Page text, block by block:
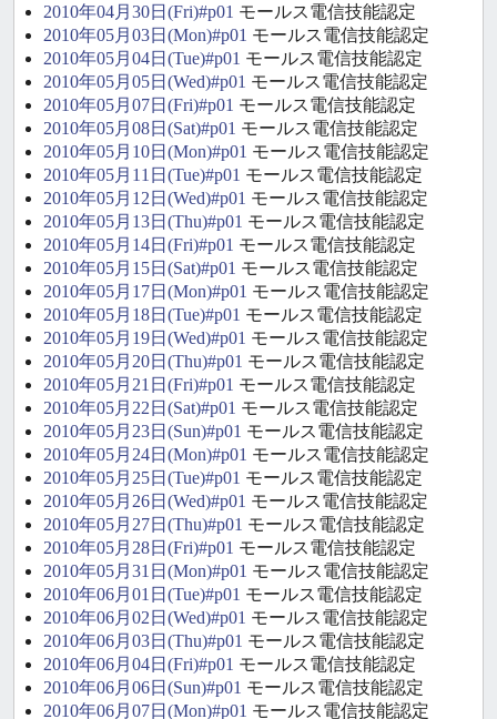
2010年04月30日(Fri)#p01 モールス電信技能認定
2010年05月03日(Mon)#p01 モールス電信技能認定
2010年05月04日(Tue)#p01 モールス電信技能認定
2010年05月05日(Wed)#p01 モールス電信技能認定
2010年05月07日(Fri)#p01 モールス電信技能認定
2010年05月08日(Sat)#p01 モールス電信技能認定
2010年05月10日(Mon)#p01 モールス電信技能認定
2010年05月11日(Tue)#p01 モールス電信技能認定
2010年05月12日(Wed)#p01 モールス電信技能認定
2010年05月13日(Thu)#p01 モールス電信技能認定
2010年05月14日(Fri)#p01 モールス電信技能認定
2010年05月15日(Sat)#p01 モールス電信技能認定
2010年05月17日(Mon)#p01 モールス電信技能認定
2010年05月18日(Tue)#p01 モールス電信技能認定
2010年05月19日(Wed)#p01 モールス電信技能認定
2010年05月20日(Thu)#p01 モールス電信技能認定
2010年05月21日(Fri)#p01 モールス電信技能認定
2010年05月22日(Sat)#p01 モールス電信技能認定
2010年05月23日(Sun)#p01 モールス電信技能認定
2010年05月24日(Mon)#p01 モールス電信技能認定
2010年05月25日(Tue)#p01 モールス電信技能認定
2010年05月26日(Wed)#p01 モールス電信技能認定
2010年05月27日(Thu)#p01 モールス電信技能認定
2010年05月28日(Fri)#p01 モールス電信技能認定
2010年05月31日(Mon)#p01 モールス電信技能認定
2010年06月01日(Tue)#p01 モールス電信技能認定
2010年06月02日(Wed)#p01 モールス電信技能認定
2010年06月03日(Thu)#p01 モールス電信技能認定
2010年06月04日(Fri)#p01 モールス電信技能認定
2010年06月06日(Sun)#p01 モールス電信技能認定
2010年06月07日(Mon)#p01 モールス電信技能認定